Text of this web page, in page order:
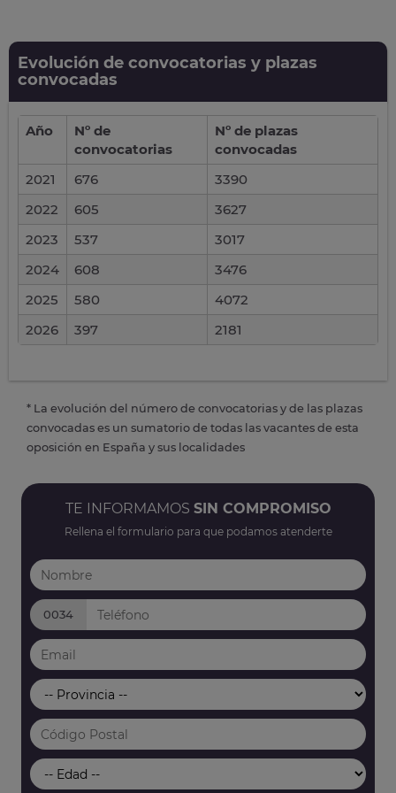
Evolución de convocatorias y plazas
convocadas
Año
Nº de
convocatorias
Nº de plazas
convocadas
2021
676
3390
2022
605
3627
2023
537
3017
2024
608
3476
2025
580
4072
2026
397 2181
* La evolución del número de convocatorias y de las plazas
convocadas es un sumatorio de todas las vacantes de esta
oposición en España y sus localidades
TE INFORMAMOS SIN COMPROMISO
Rellena el formulario para que podamos atenderte
0034